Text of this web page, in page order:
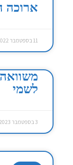
ארוכה
11 בספטמבר 2022
לשמי
3 בספטמבר 2023